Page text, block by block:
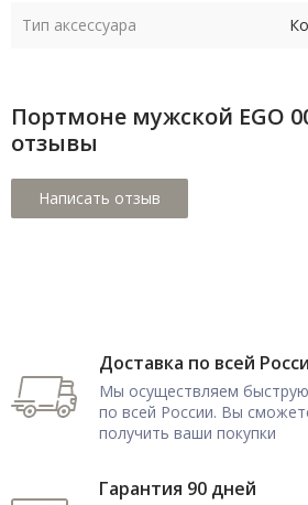
Тип аксессуара
Портмоне мужской EGO
отзывы
Доставка по всей
Мы осуществляем
по всей России. Вы
получить ваши покупки
Гарантия 90 дней